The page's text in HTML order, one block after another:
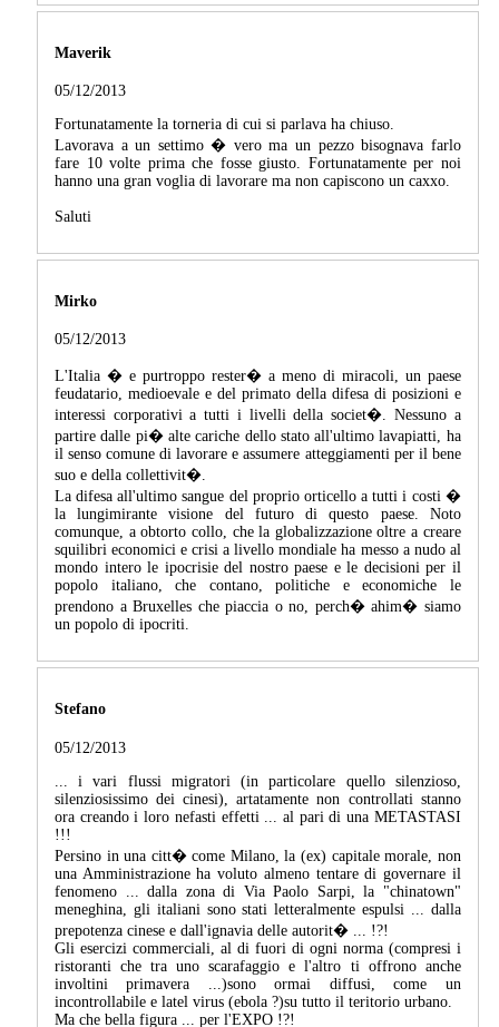
Maverik
05/12/2013
Fortunatamente la torneria di cui si parlava ha chiuso.
Lavorava a un settimo � vero ma un pezzo bisognava farlo
fare 10 volte prima che fosse giusto. Fortunatamente per noi
hanno una gran voglia di lavorare ma non capiscono un caxxo.
Saluti
Mirko
05/12/2013
L'Italia � e purtroppo rester� a meno di miracoli, un paese
feudatario, medioevale e del primato della difesa di posizioni e
interessi corporativi a tutti i livelli della societ�. Nessuno a
partire dalle pi� alte cariche dello stato all'ultimo lavapiatti, ha
il senso comune di lavorare e assumere atteggiamenti per il bene
suo e della collettivit�.
La difesa all'ultimo sangue del proprio orticello a tutti i costi �
la lungimirante visione del futuro di questo paese. Noto
comunque, a obtorto collo, che la globalizzazione oltre a creare
squilibri economici e crisi a livello mondiale ha messo a nudo al
mondo intero le ipocrisie del nostro paese e le decisioni per il
popolo italiano, che contano, politiche e economiche le
prendono a Bruxelles che piaccia o no, perch� ahim� siamo
un popolo di ipocriti.
Stefano
05/12/2013
... i vari flussi migratori (in particolare quello silenzioso,
silenziosissimo dei cinesi), artatamente non controllati stanno
ora creando i loro nefasti effetti ... al pari di una METASTASI
!!!
Persino in una citt� come Milano, la (ex) capitale morale, non
una Amministrazione ha voluto almeno tentare di governare il
fenomeno ... dalla zona di Via Paolo Sarpi, la "chinatown"
meneghina, gli italiani sono stati letteralmente espulsi ... dalla
prepotenza cinese e dall'ignavia delle autorit� ... !?!
Gli esercizi commerciali, al di fuori di ogni norma (compresi i
ristoranti che tra uno scarafaggio e l'altro ti offrono anche
involtini primavera ...)sono ormai diffusi, come un
incontrollabile e latel virus (ebola ?)su tutto il teritorio urbano.
Ma che bella figura ... per l'EXPO !?!